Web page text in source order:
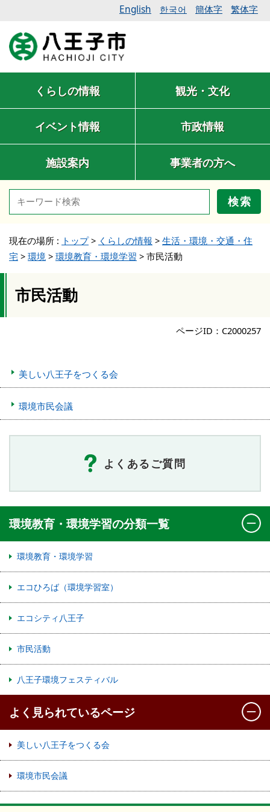
English 한국어 簡体字 繁体字
くらしの情報 観光・文化
イベント情報 市政情報
施設案内 事業者の方へ
検索
現在の場所 : トップ> くらしの情報 > 生活・環境・交通・住
宅 > 環境 > 環境教育・環境学習 > 市民活動
市民活動
ページID：C2000257
美しい八王子をつくる会
環境市民会議
よくあるご質問
環境教育・環境学習の分類一覧
環境教育・環境学習
エコひろば（環境学習室）
エコシティ八王子
市民活動
八王子環境フェスティバル
よく見られているページ
美しい八王子をつくる会
環境市民会議